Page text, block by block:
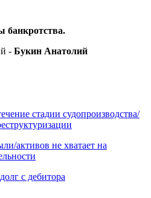
банкротства.
- Букин Анатолий
стадии судопроизводства/
активов не хватает на
с дебитора